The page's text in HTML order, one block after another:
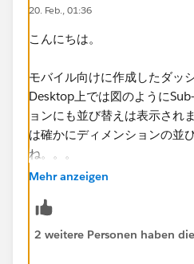
20. Feb., 01:36
こんにちは。
モバイル向けに作成したダッ
Desktop上では図のように
ョンにも並び替えは表示され
は確かにディメンションの並
ね。。。
ため、ケース登録するのがよ
Mehr anzeigen
2 weitere Personen haben